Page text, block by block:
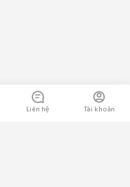
Liên hệ Tài khoản